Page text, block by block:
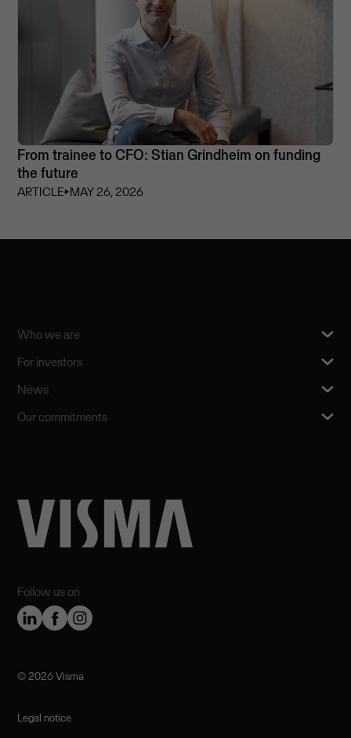
From trainee to CFO: Stian Grindheim on funding
the future
ARTICLE⏵MAY 26, 2026
Follow us on
Who we are
For investors
News
Our commitments
©️ 2026 Visma
Legal notice